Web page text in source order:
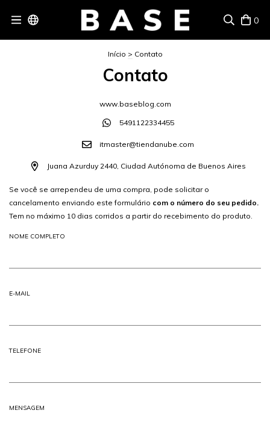
0
Início > Contato
Contato
www.baseblog.com
5491122334455
itmaster@tiendanube.com
Juana Azurduy 2440, Ciudad Autónoma de Buenos Aires
Se você se arrependeu de uma compra, pode solicitar o
cancelamento enviando este formulário com o número do seu pedido.
Tem no máximo 10 dias corridos a partir do recebimento do produto.
NOME COMPLETO
E-MAIL
TELEFONE
MENSAGEM